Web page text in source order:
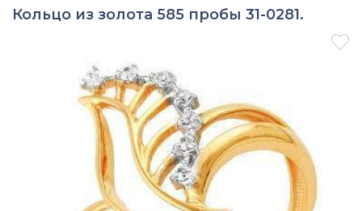
Кольцо из золота 585 пробы 31-0281.
